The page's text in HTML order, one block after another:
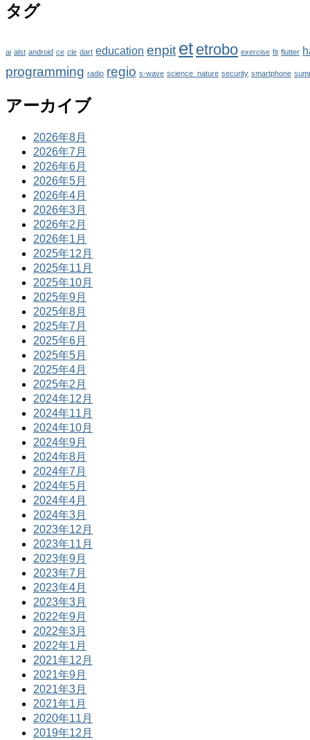
タグ
ai alst android ce cle dart education enpit et etrobo exercise fit flutter
programming radio regio s-wave science_nature security smartphone
アーカイブ
2026年8月
2026年7月
2026年6月
2026年5月
2026年4月
2026年3月
2026年2月
2026年1月
2025年12月
2025年11月
2025年10月
2025年9月
2025年8月
2025年7月
2025年6月
2025年5月
2025年4月
2025年2月
2024年12月
2024年11月
2024年10月
2024年9月
2024年8月
2024年7月
2024年5月
2024年4月
2024年3月
2023年12月
2023年11月
2023年9月
2023年7月
2023年4月
2023年3月
2022年9月
2022年3月
2022年1月
2021年12月
2021年9月
2021年3月
2021年1月
2020年11月
2019年12月